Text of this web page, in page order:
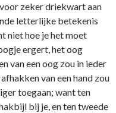
zeker driekwart aan
letterlijke betekenis
niet hoe je het moet
ergert, het oog
van een oog zou in ieder
van een hand zou
toegaan; want ten
bij je, en ten tweede